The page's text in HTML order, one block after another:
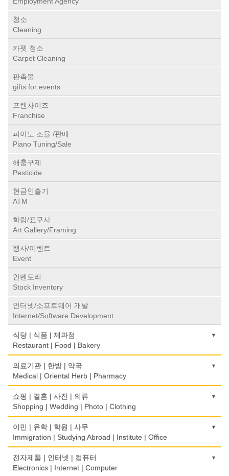
청소
Cleaning
카펫 청소
Carpet Cleaning
판촉물
gifts for events
프랜차이즈
Franchise
피아노 조율 /판매
Piano Tuning/Sale
해충구제
Pesticide
현금인출기
ATM
화랑/표구사
Art Gallery/Framing
행사/이벤트
Event
인벤토리
Stock Inventory
인터넷/소프트웨어 개발
Internet/Software Development
식당 | 식품 | 제과점
Restaurant | Food | Bakery
농장
Farm
떡집/방앗간
Rice Cake
Fish Market
Restaurant
의료기관 | 한방 | 약국
Medical | Oriental Herb | Pharmacy
의사-검안의
Optometrist
보청기
Hearing Aid
Bidet
쇼핑 | 결혼 | 사진 | 의류
Shopping | Wedding | Photo | Clothing
한복집
Korean Costume
유리/거울/액자
Glass/Mirror/Frame
이민 | 유학 | 학원 | 사무
Immigration | Studying Abroad | Institute | Office
이민/유학
Immigration/Studying Abroad
전자제품 | 인터넷 | 컴퓨터
Electronics | Internet | Computer